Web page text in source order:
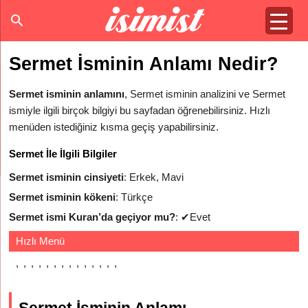
Sermet İsminin Anlamı Nedir?
Sermet isminin anlamını, Sermet isminin analizini ve Sermet
ismiyle ilgili birçok bilgiyi bu sayfadan öğrenebilirsiniz. Hızlı
menüden istediğiniz kısma geçiş yapabilirsiniz.
Sermet İle İlgili Bilgiler
Sermet isminin cinsiyeti: Erkek, Mavi
Sermet isminin kökeni: Türkçe
Sermet ismi Kuran’da geçiyor mu?: ✔Evet
Hızlı Menü